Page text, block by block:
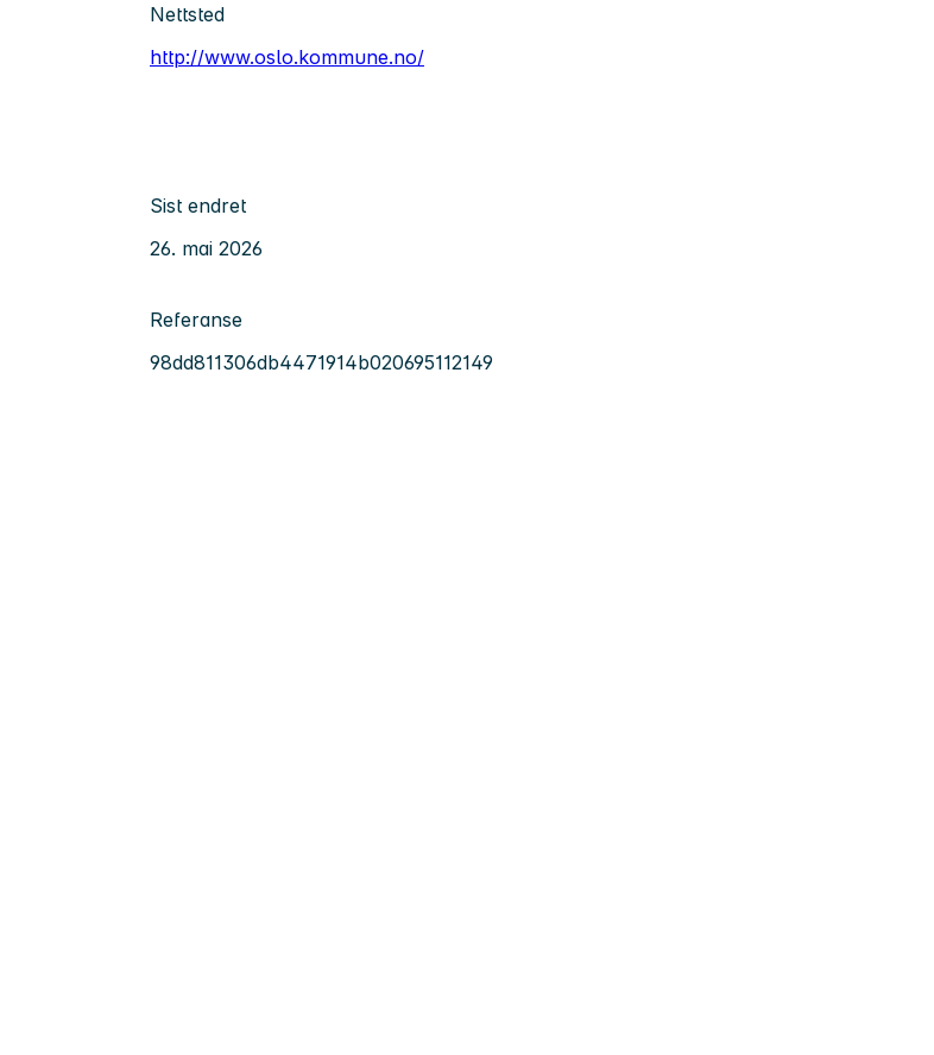
Nettsted
http://www.oslo.kommune.no/
Sist endret
26. mai 2026
Referanse
98dd811306db4471914b020695112149